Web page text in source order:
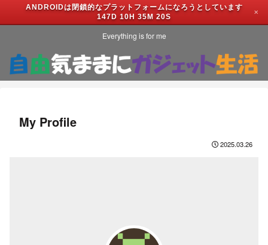
ANDROIDは閉鎖的なプラットフォームになろうとしています
147D 10H 35M 20S
✕
Everything is for me
My Profile
2025.03.26